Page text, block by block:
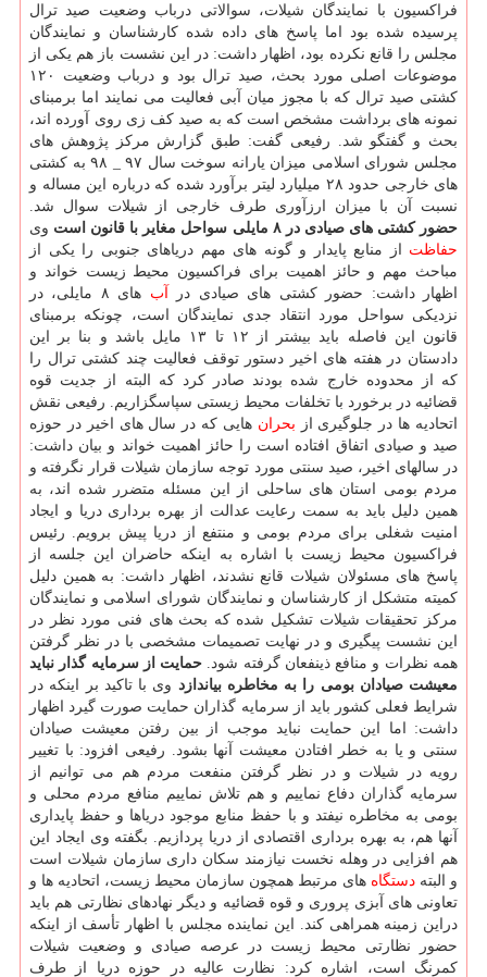
فراکسیون با نمایندگان شیلات، سوالاتی درباب وضعیت صید ترال
پرسیده شده بود اما پاسخ های داده شده کارشناسان و نمایندگان
مجلس را قانع نکرده بود، اظهار داشت: در این نشست باز هم یکی از
موضوعات اصلی مورد بحث، صید ترال بود و درباب وضعیت ۱۲۰
کشتی صید ترال که با مجوز میان آبی فعالیت می نمایند اما برمبنای
نمونه های برداشت مشخص است که به صید کف زی روی آورده اند،
بحث و گفتگو شد. رفیعی گفت: طبق گزارش مرکز پژوهش های
مجلس شورای اسلامی میزان یارانه سوخت سال ۹۷ _ ۹۸ به کشتی
های خارجی حدود ۲۸ میلیارد لیتر برآورد شده که درباره این مساله و
نسبت آن با میزان ارزآوری طرف خارجی از شیلات سوال شد.
حضور کشتی های صیادی در ۸ مایلی سواحل مغایر با قانون است
وی
حفاظت از منابع پایدار و گونه های مهم دریاهای جنوبی را یکی از
مباحث مهم و حائز اهمیت برای فراکسیون محیط زیست خواند و
اظهار داشت: حضور کشتی های صیادی در آب
های ۸ مایلی، در
نزدیکی سواحل مورد انتقاد جدی نمایندگان است، چونکه برمبنای
قانون این فاصله باید بیشتر از ۱۲ تا ۱۳ مایل باشد و بنا بر این
دادستان در هفته های اخیر دستور توقف فعالیت چند کشتی ترال را
که از محدوده خارج شده بودند صادر کرد که البته از جدیت قوه
قضائیه در برخورد با تخلفات محیط زیستی سپاسگزاریم. رفیعی نقش
اتحادیه ها در جلوگیری از بحران هایی که در سال های اخیر در حوزه
صید و صیادی اتفاق افتاده است را حائز اهمیت خواند و بیان داشت:
در سالهای اخیر، صید سنتی مورد توجه سازمان شیلات قرار نگرفته و
مردم بومی استان های ساحلی از این مسئله متضرر شده اند، به
همین دلیل باید به سمت رعایت عدالت از بهره برداری دریا و ایجاد
امنیت شغلی برای مردم بومی و منتفع از دریا پیش برویم. رئیس
فراکسیون محیط زیست با اشاره به اینکه حاضران این جلسه از
پاسخ های مسئولان شیلات قانع نشدند، اظهار داشت: به همین دلیل
کمیته متشکل از کارشناسان و نمایندگان شورای اسلامی و نمایندگان
مرکز تحقیقات شیلات تشکیل شده که بحث های فنی مورد نظر در
این نشست پیگیری و در نهایت تصمیمات مشخصی با در نظر گرفتن
همه نظرات و منافع ذینفعان گرفته شود. حمایت از سرمایه گذار نباید
معیشت صیادان بومی را به مخاطره بیاندازد وی با تاکید بر اینکه در
شرایط فعلی کشور باید از سرمایه گذاران حمایت صورت گیرد اظهار
داشت: اما این حمایت نباید موجب از بین رفتن معیشت صیادان
سنتی و یا به خطر افتادن معیشت آنها بشود. رفیعی افزود: با تغییر
رویه در شیلات و در نظر گرفتن منفعت مردم هم می توانیم از
سرمایه گذاران دفاع نماییم و هم تلاش نماییم منافع مردم محلی و
بومی به مخاطره نیفتد و با حفظ منابع موجود دریاها و حفظ پایداری
آنها هم، به بهره برداری اقتصادی از دریا پردازیم. بگفته وی ایجاد این
هم افزایی در وهله نخست نیازمند سکان داری سازمان شیلات است
و البته دستگاه های مرتبط همچون سازمان محیط زیست، اتحادیه ها و
تعاونی های آبزی پروری و قوه قضائیه و دیگر نهادهای نظارتی هم باید
دراین زمینه همراهی کند. این نماینده مجلس با اظهار تأسف از اینکه
حضور نظارتی محیط زیست در عرصه صیادی و وضعیت شیلات
کمرنگ است، اشاره کرد: نظارت عالیه در حوزه دریا از طرف